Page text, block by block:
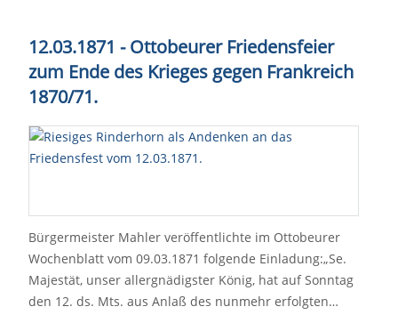
12.03.1871 - Ottobeurer Friedensfeier
zum Ende des Krieges gegen Frankreich
1870/71.
Bürgermeister Mahler veröffentlichte im Ottobeurer
Wochenblatt vom 09.03.1871 folgende Einladung:„Se.
Majestät, unser allergnädigster König, hat auf Sonntag
den 12. ds. Mts. aus Anlaß des nunmehr erfolgten…